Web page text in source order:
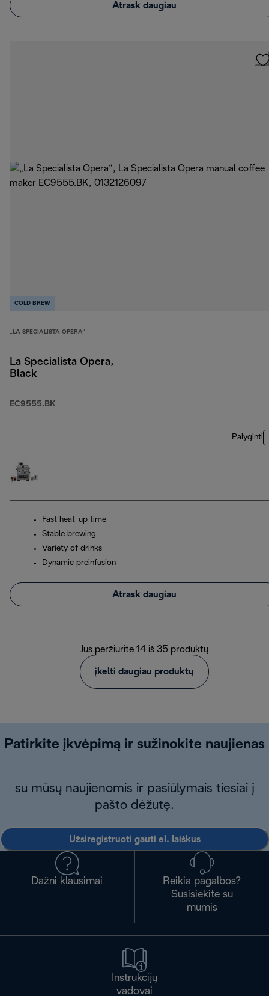
Atrask daugiau
COLD BREW
„LA SPECIALISTA OPERA“
La Specialista Opera,
Black
EC9555.BK
Palyginti
Fast heat-up time
Stable brewing
Variety of drinks
Dynamic preinfusion
Atrask daugiau
Jūs peržiūrite 14 iš 35 produktų
įkelti daugiau produktų
Patirkite įkvėpimą ir sužinokite naujienas
su mūsų naujienomis ir pasiūlymais tiesiai į
pašto dėžutę.
Užsiregistruoti gauti el. laiškus
Dažni klausimai
Reikia pagalbos?
Susisiekite su
mumis
Instrukcijų
vadovai